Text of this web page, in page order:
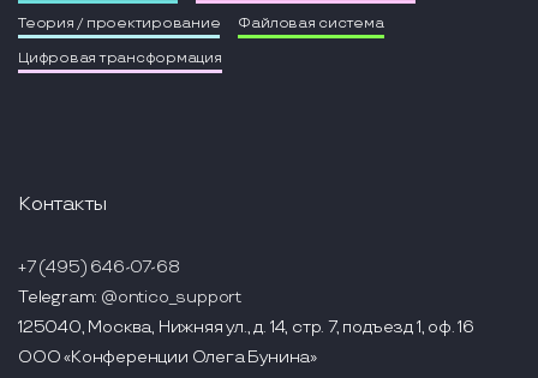
Теория / проектирование
Файловая система
Цифровая трансформация
Контакты
+7 (495) 646-07-68
Telegram: @ontico_support
125040, Москва, Нижняя ул., д. 14, стр. 7, подъезд 1, оф. 16
ООО «Конференции Олега Бунина»